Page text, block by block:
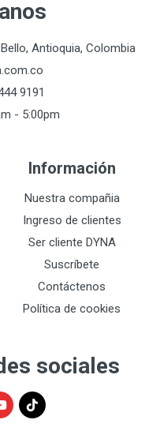
Antioquia, Colombia
9191
- 5:00pm
Información
Nuestra compañia
Ingreso de clientes
Ser cliente DYNA
Suscríbete
Contáctenos
Política de cookies
sociales